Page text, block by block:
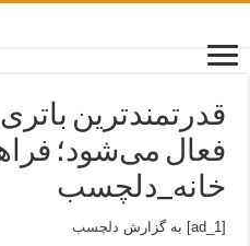
قدرتمندترین
خانه_دلچسب
[ad_1] به گزارش دلچسب